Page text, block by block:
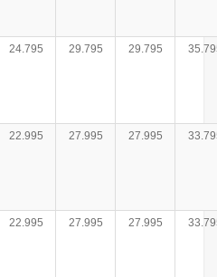
24.795 29.795 29.795
22.995 27.995 27.995
22.995 27.995 27.995